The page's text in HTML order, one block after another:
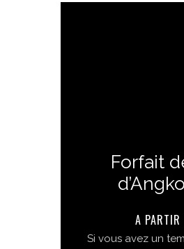
Forfait
A PARTIR
Si vous avez un